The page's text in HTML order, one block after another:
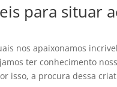
para situar
nos apaixonamos
ter conhecimento
isso, a procura dessa